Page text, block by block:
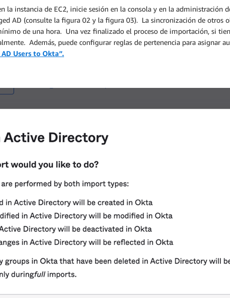
la instancia de EC2, inicie sesión en la consola y en la administración
AD (consulte la figura 02 y la figura 03). La sincronización de otros
de una hora. Una vez finalizado el proceso de importación, si
Además, puede configurar reglas de pertenencia para asignar
Users to Okta”.